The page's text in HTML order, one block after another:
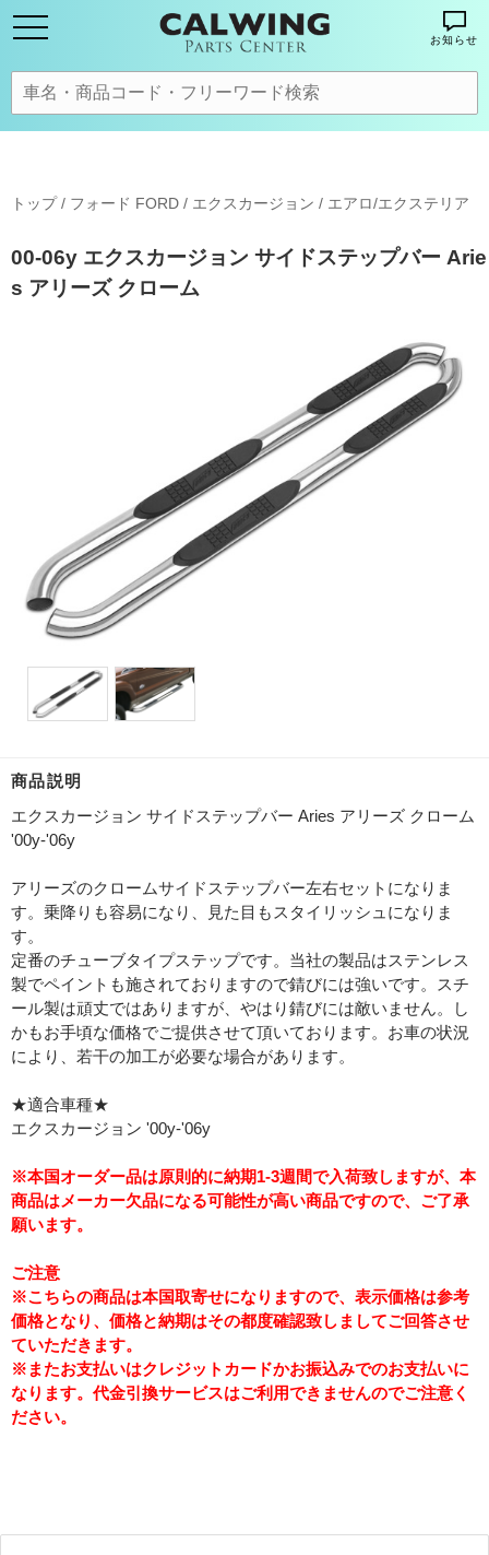
お知らせ
トップ/ フォード FORD / エクスカージョン / エアロ/エクステリア
00-06y エクスカージョン サイドステップバー Arie
s アリーズ クローム
商品説明
エクスカージョン サイドステップバー Aries アリーズ クローム
'00y-'06y
アリーズのクロームサイドステップバー左右セットになりま
す。乗降りも容易になり、見た目もスタイリッシュになりま
す。
定番のチューブタイプステップです。当社の製品はステンレス
製でペイントも施されておりますので錆びには強いです。スチ
ール製は頑丈ではありますが、やはり錆びには敵いません。し
かもお手頃な価格でご提供させて頂いております。お車の状況
により、若干の加工が必要な場合があります。
★適合車種★
エクスカージョン '00y-'06y
※本国オーダー品は原則的に納期1-3週間で入荷致しますが、本
商品はメーカー欠品になる可能性が高い商品ですので、ご了承
願います。
ご注意
※こちらの商品は本国取寄せになりますので、表示価格は参考
価格となり、価格と納期はその都度確認致しましてご回答させ
ていただきます。
※またお支払いはクレジットカードかお振込みでのお支払いに
なります。代金引換サービスはご利用できませんのでご注意く
ださい。